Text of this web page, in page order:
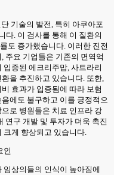
기술의 발전, 특히 아쿠아포
다. 이 검사를 통해 이 질환의
도 증가했습니다. 이러한 진전
주요 기업들은 기존의 면역억
증된 에크리주맙, 사트라리
을 추진하고 있습니다. 또한,
효과가 입증됨에 따라 보험
에도 불구하고 이를 긍정적으
로 병원들은 치료 인프라 강
연구 개발 및 투자가 더욱 촉진
크게 향상되고 있습니다.
인
상의들의 인식이 높아짐에